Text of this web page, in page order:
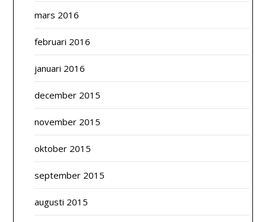
mars 2016
februari 2016
januari 2016
december 2015
november 2015
oktober 2015
september 2015
augusti 2015